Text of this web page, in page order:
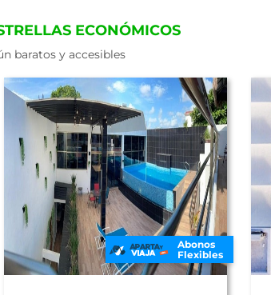
ECONÓMICOS
baratos y accesibles
Abonos
Flexibles